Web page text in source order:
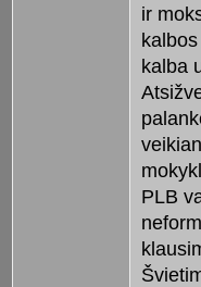
ir
kalba
PLB